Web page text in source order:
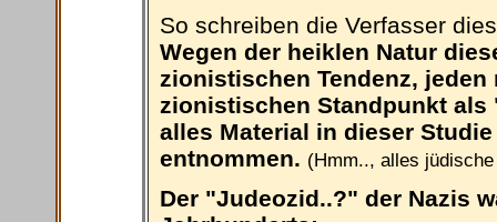
So schreiben die Verfasser
Wegen der heiklen Natur
zionistischen Tendenz,
zionistischen Standpunkt
alles Material in dieser
entnommen. (Hmm.., alles
Der "Judeozid..?" der Nazis